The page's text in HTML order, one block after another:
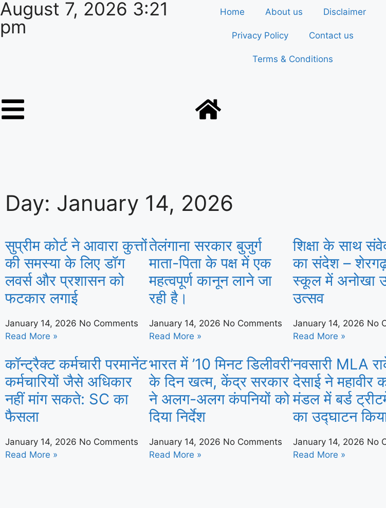
August 7, 2026 3:21
pm
Home About us Disclaimer
Privacy Policy Contact us
Terms & Conditions
Day: January 14, 2026
सुप्रीम कोर्ट ने आवारा कुत्तों
की समस्या के लिए डॉग
लवर्स और प्रशासन को
फटकार लगाई
January 14, 2026 No Comments
Read More »
तेलंगाना सरकार बुजुर्ग
माता-पिता के पक्ष में एक
महत्वपूर्ण कानून लाने जा
रही है।
January 14, 2026 No Comments
Read More »
शिक्षा के साथ
का संदेश – शेरगढ़
स्कूल में अनोखा
उत्सव
January 14, 2026 No
Read More »
कॉन्ट्रैक्ट कर्मचारी परमानेंट
कर्मचारियों जैसे अधिकार
नहीं मांग सकते: SC का
फैसला
January 14, 2026 No Comments
Read More »
भारत में ’10 मिनट डिलीवरी’
के दिन खत्म, केंद्र सरकार
ने अलग-अलग कंपनियों को
दिया निर्देश
January 14, 2026 No Comments
Read More »
नवसारी MLA
देसाई ने महावीर
मंडल में बर्ड
का उद्घाटन
January 14, 2026 No
Read More »